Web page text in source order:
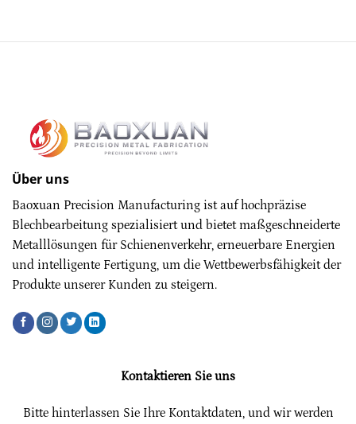
Über uns
Baoxuan Precision Manufacturing ist auf hochpräzise
Blechbearbeitung spezialisiert und bietet maßgeschneiderte
Metalllösungen für Schienenverkehr, erneuerbare Energien
und intelligente Fertigung, um die Wettbewerbsfähigkeit der
Produkte unserer Kunden zu steigern.
Kontaktieren Sie uns
Bitte hinterlassen Sie Ihre Kontaktdaten, und wir werden